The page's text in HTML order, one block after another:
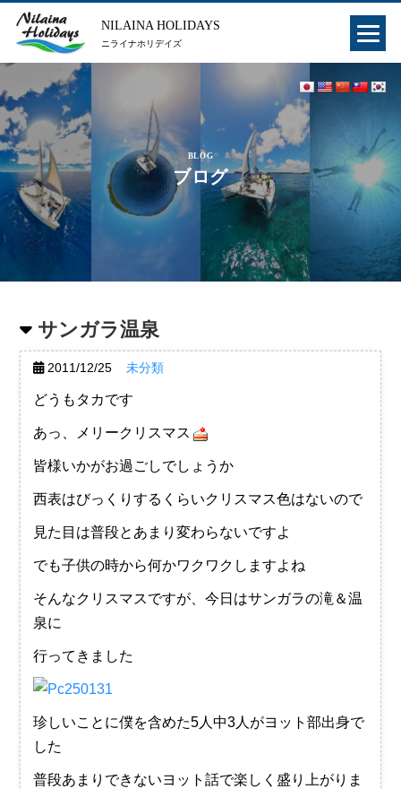
NILAINA HOLIDAYS
ニライナホリデイズ
BLOG
ブログ
サンガラ温泉
2011/12/25 未分類
どうもタカです
あっ、メリークリスマス
皆様いかがお過ごしでしょうか
西表はびっくりするくらいクリスマス色はないので
見た目は普段とあまり変わらないですよ
でも子供の時から何かワクワクしますよね
そんなクリスマスですが、今日はサンガラの滝＆温
泉に
行ってきました
珍しいことに僕を含めた5人中3人がヨット部出身で
した
普段あまりできないヨット話で楽しく盛り上がりま